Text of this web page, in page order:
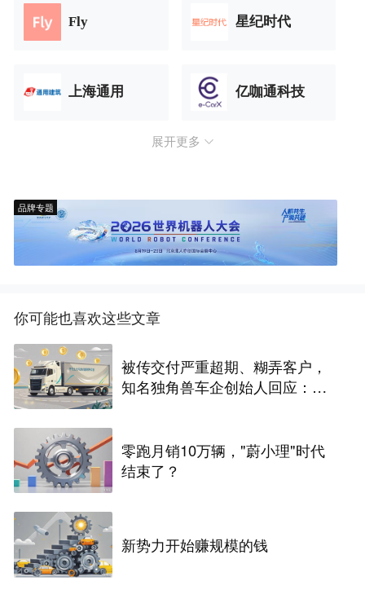
Fly 星纪时代
上海通用 亿咖通科技
展开更多
品牌专题
你可能也喜欢这些文章
被传交付严重超期、糊弄客户，
知名独角兽车企创始人回应：都
方表示肯定”
零跑月销10万辆，"蔚小理"时代
结束了？
新势力开始赚规模的钱